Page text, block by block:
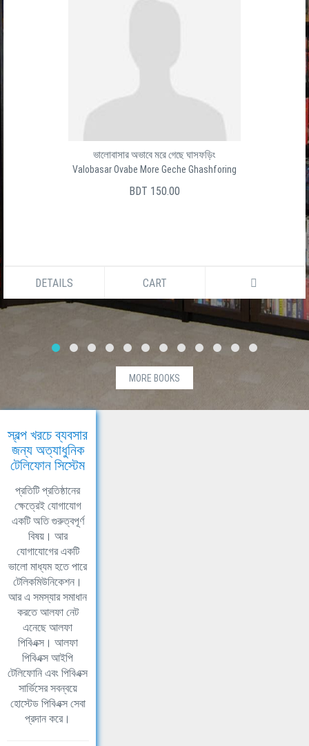
ভালোবাসার অভাবে মরে গেছে ঘাসফড়িং
Valobasar Ovabe More Geche Ghashforing
BDT 150.00
DETAILS CART
MORE BOOKS
স্বল্প খরচে ব্যবসার
জন্য অত্যাধুনিক
টেলিফোন সিস্টেম
প্রতিটি প্রতিষ্ঠানের
ক্ষেত্রেই যোগাযোগ
একটি অতি গুরুত্বপূর্ণ
বিষয়। আর
যোগাযোগের একটি
ভালো মাধ্যম হতে পারে
টেলিকমিউনিকেশন।
আর এ সমস্যার সমাধান
করতে আলফা নেট
এনেছে আলফা
পিবিএক্স। আলফা
পিবিএক্স আইপি
টেলিফোনি এবং পিবিএক্স
সার্ভিসের সবন্বয়ে
হোস্টেড পিবিএক্স সেবা
প্রদান করে।